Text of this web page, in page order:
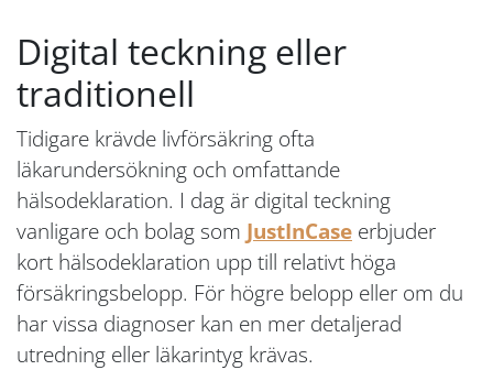
Digital teckning eller
traditionell
Tidigare krävde livförsäkring ofta
läkarundersökning och omfattande
hälsodeklaration. I dag är digital teckning
vanligare och bolag som JustInCase erbjuder
kort hälsodeklaration upp till relativt höga
försäkringsbelopp. För högre belopp eller om du
har vissa diagnoser kan en mer detaljerad
utredning eller läkarintyg krävas.